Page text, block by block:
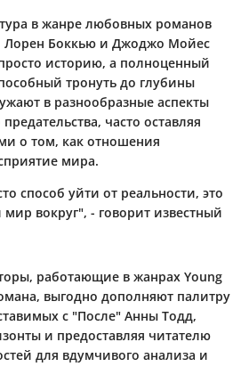
в жанре любовных романов
Лорен Боккью и Джоджо Мойес
историю, а полноценный
тронуть до глубины
в разнообразные аспекты
часто оставляя
о том, как отношения
мира.
способ уйти от реальности, это
мир вокруг", - говорит известный
работающие в жанрах Young
выгодно дополняют палитру
с "После" Анны Тодд,
и предоставляя читателю
для вдумчивого анализа и